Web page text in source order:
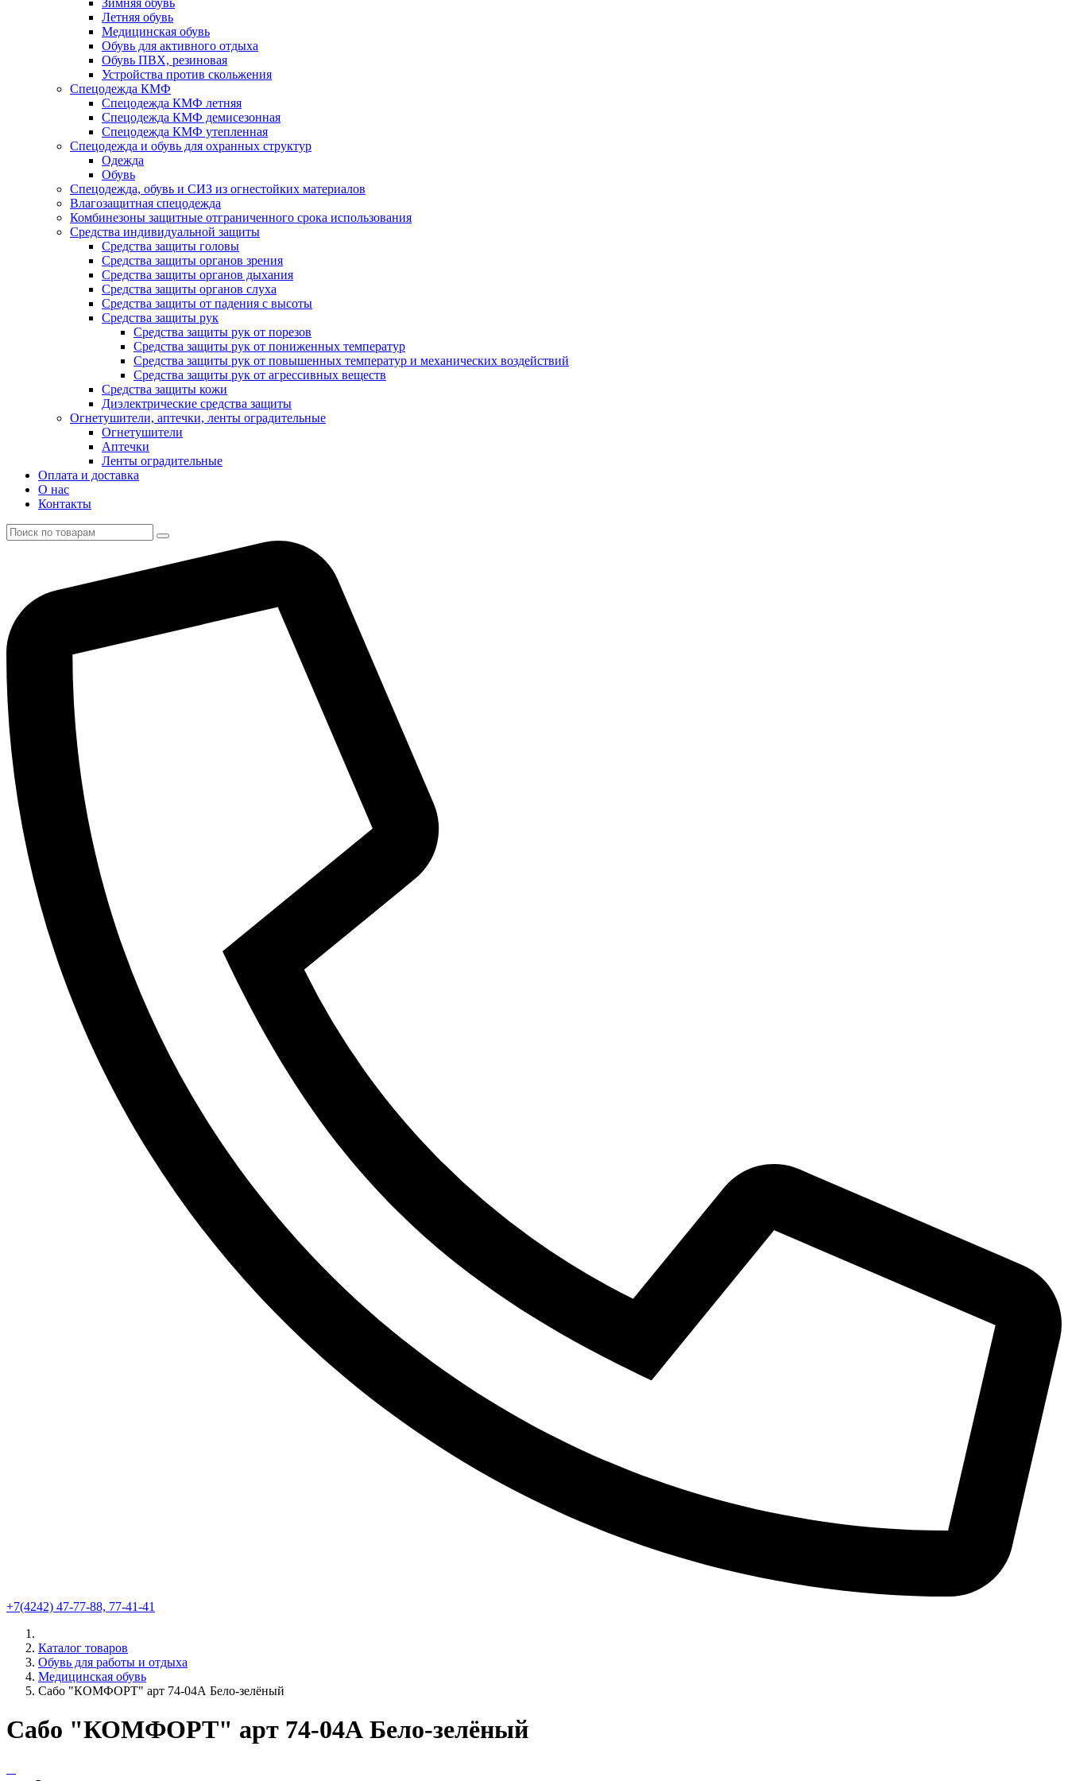
Зимняя обувь
Летняя обувь
Медицинская обувь
Обувь для активного отдыха
Обувь ПВХ, резиновая
Устройства против скольжения
Спецодежда КМФ
Спецодежда КМФ летняя
Спецодежда КМФ демисезонная
Спецодежда КМФ утепленная
Спецодежда и обувь для охранных структур
Одежда
Обувь
Спецодежда, обувь и СИЗ из огнестойких материалов
Влагозащитная спецодежда
Комбинезоны защитные отграниченного срока использования
Средства индивидуальной защиты
Средства защиты головы
Средства защиты органов зрения
Средства защиты органов дыхания
Средства защиты органов слуха
Средства защиты от падения с высоты
Средства защиты рук
Средства защиты рук от порезов
Средства защиты рук от пониженных температур
Средства защиты рук от повышенных температур и механических воздействий
Средства защиты рук от агрессивных веществ
Средства защиты кожи
Диэлектрические средства защиты
Огнетушители, аптечки, ленты оградительные
Огнетушители
Аптечки
Ленты оградительные
Оплата и доставка
О нас
Контакты
+7(4242) 47-77-88, 77-41-41
Каталог товаров
Обувь для работы и отдыха
Медицинская обувь
Сабо "КОМФОРТ" арт 74-04А Бело-зелёный
Сабо "КОМФОРТ" арт 74-04А Бело-зелёный